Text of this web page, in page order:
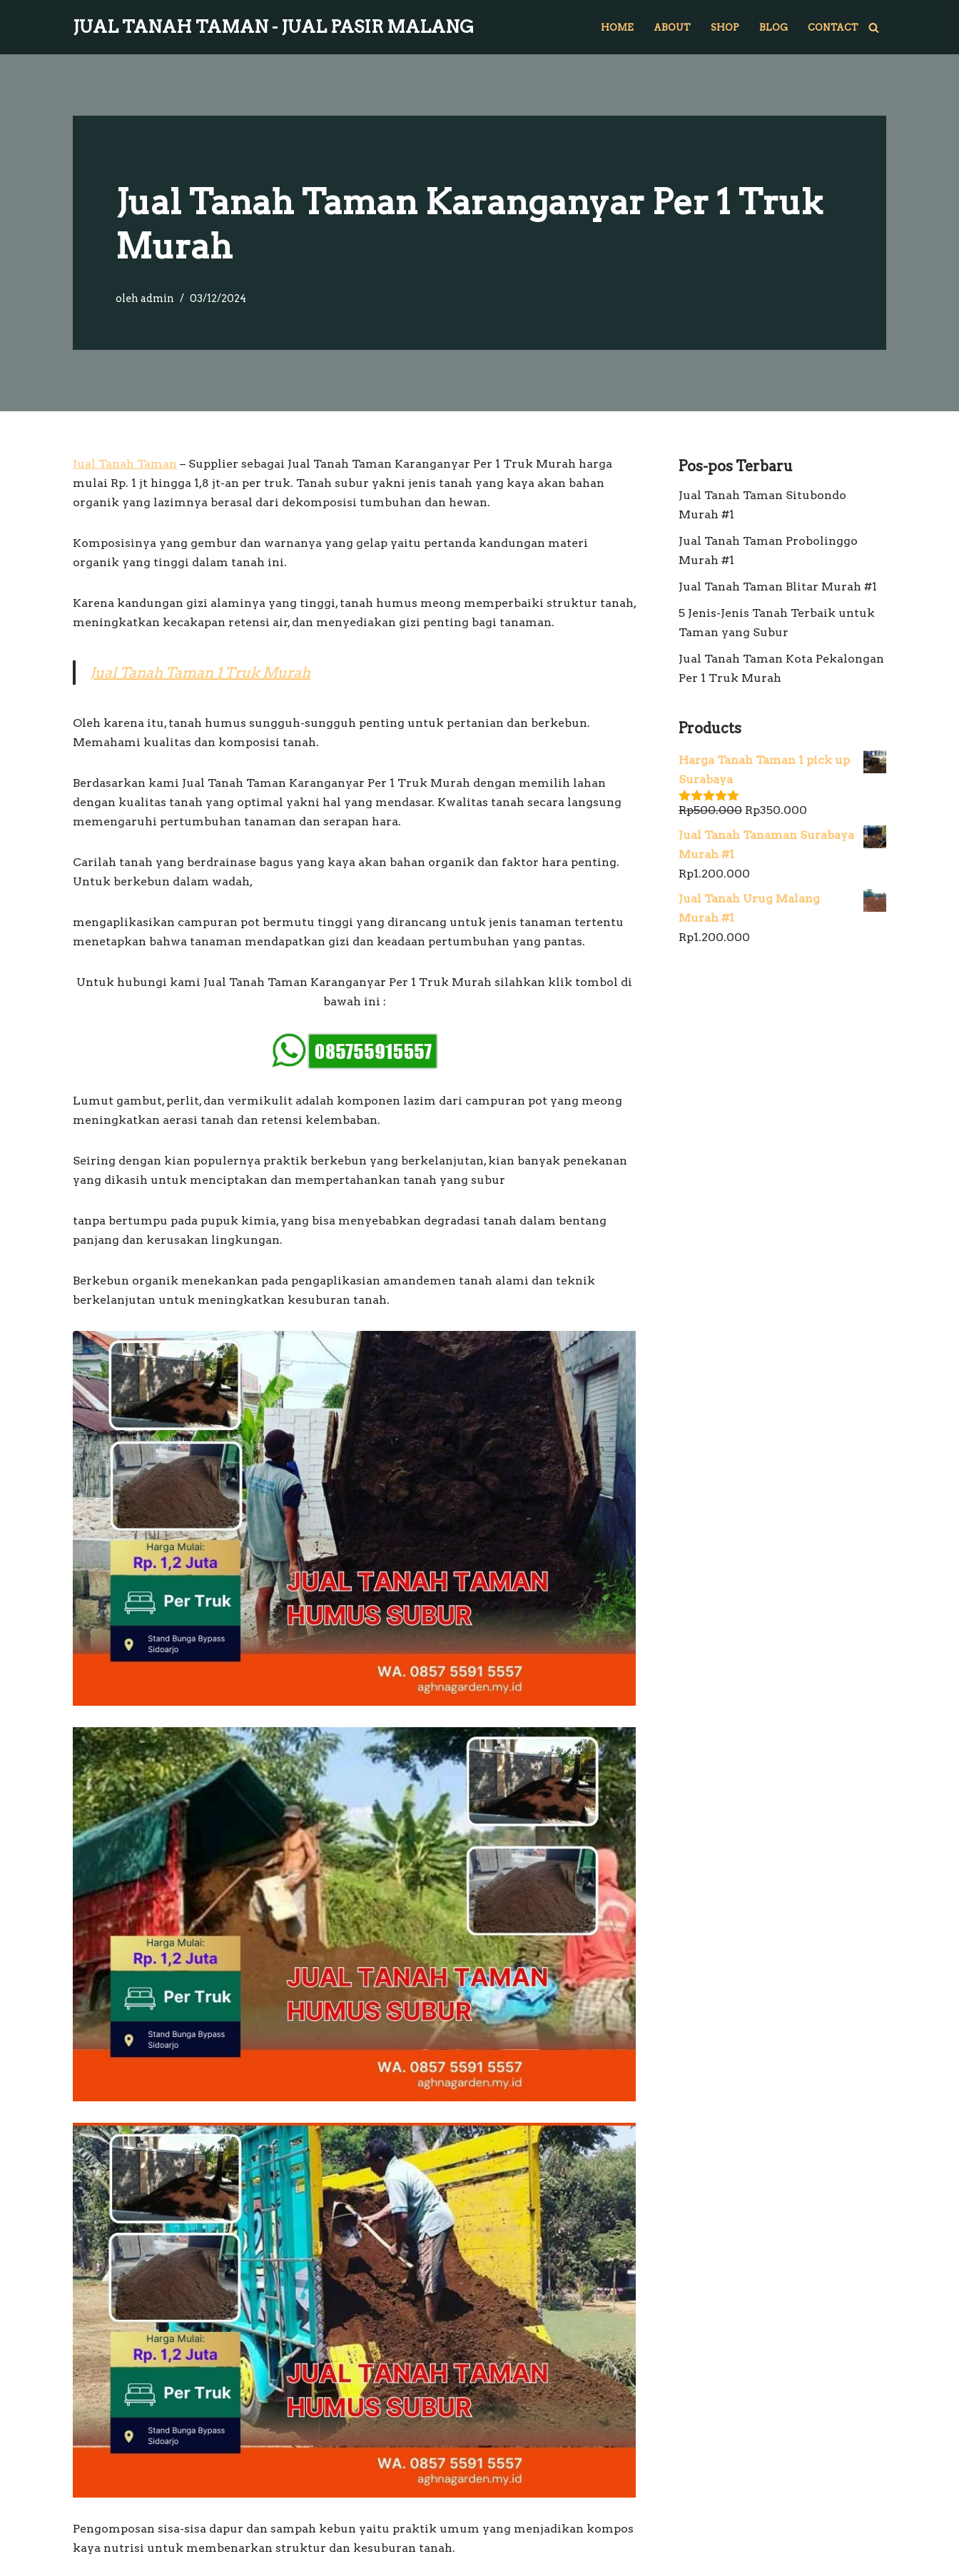
ke
JUAL TANAH TAMAN - JUAL PASIR MALANG HOME ABOUT SHOP BLOG CONTACT
Jual Tanah Taman Karanganyar Per 1 Truk
Murah
oleh admin 03/12/2024
Jual Tanah Taman – Supplier sebagai Jual Tanah Taman Karanganyar Per 1 Truk Murah harga
mulai Rp. 1 jt hingga 1,8 jt-an per truk. Tanah subur yakni jenis tanah yang kaya akan bahan
organik yang lazimnya berasal dari dekomposisi tumbuhan dan hewan.
Komposisinya yang gembur dan warnanya yang gelap yaitu pertanda kandungan materi
organik yang tinggi dalam tanah ini.
Karena kandungan gizi alaminya yang tinggi, tanah humus meong memperbaiki struktur tanah,
meningkatkan kecakapan retensi air, dan menyediakan gizi penting bagi tanaman.
Jual Tanah Taman 1 Truk Murah
Oleh karena itu, tanah humus sungguh-sungguh penting untuk pertanian dan berkebun.
Memahami kualitas dan komposisi tanah.
Berdasarkan kami Jual Tanah Taman Karanganyar Per 1 Truk Murah dengan memilih lahan
dengan kualitas tanah yang optimal yakni hal yang mendasar. Kwalitas tanah secara langsung
memengaruhi pertumbuhan tanaman dan serapan hara.
Carilah tanah yang berdrainase bagus yang kaya akan bahan organik dan faktor hara penting.
Untuk berkebun dalam wadah,
mengaplikasikan campuran pot bermutu tinggi yang dirancang untuk jenis tanaman tertentu
menetapkan bahwa tanaman mendapatkan gizi dan keadaan pertumbuhan yang pantas.
Untuk hubungi kami Jual Tanah Taman Karanganyar Per 1 Truk Murah silahkan klik tombol di
bawah ini :
Lumut gambut, perlit, dan vermikulit adalah komponen lazim dari campuran pot yang meong
meningkatkan aerasi tanah dan retensi kelembaban.
Seiring dengan kian populernya praktik berkebun yang berkelanjutan, kian banyak penekanan
yang dikasih untuk menciptakan dan mempertahankan tanah yang subur
tanpa bertumpu pada pupuk kimia, yang bisa menyebabkan degradasi tanah dalam bentang
panjang dan kerusakan lingkungan.
Berkebun organik menekankan pada pengaplikasian amandemen tanah alami dan teknik
berkelanjutan untuk meningkatkan kesuburan tanah.
Pengomposan sisa-sisa dapur dan sampah kebun yaitu praktik umum yang menjadikan kompos
kaya nutrisi untuk membenarkan struktur dan kesuburan tanah.
Pos-pos Terbaru
Jual Tanah Taman Situbondo
Murah #1
Jual Tanah Taman Probolinggo
Murah #1
Jual Tanah Taman Blitar Murah #1
5 Jenis-Jenis Tanah Terbaik untuk
Taman yang Subur
Jual Tanah Taman Kota Pekalongan
Per 1 Truk Murah
Products
Harga Tanah Taman 1 pick up
Surabaya
Dinilai5.00
Rp500.000 Rp350.000
Jual Tanah Tanaman Surabaya
Murah #1
Rp1.200.000
Jual Tanah Urug Malang
Murah #1
Rp1.200.000